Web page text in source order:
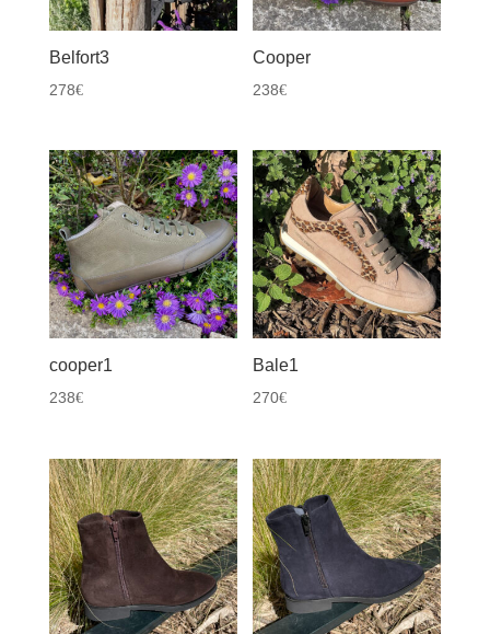
Belfort3
278€
Cooper
238€
cooper1
238€
Bale1
270€